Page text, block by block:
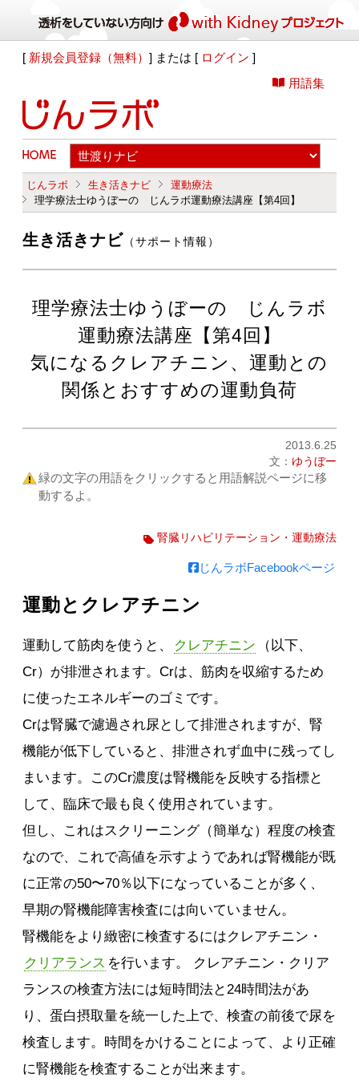
[ 新規会員登録（無料）] または [ ログイン ]
用語集
じんラボ 生き活きナビ
運動療法
理学療法士ゆうぼーの じんラボ運動療法講座【第4回】
生き活きナビ （サポート情報）
理学療法士ゆうぼーの じんラボ
運動療法講座【第4回】
気になるクレアチニン、運動との
関係とおすすめの運動負荷
2013.6.25
文： ゆうぼー
緑の文字の用語をクリックすると用語解説ページに移
動するよ。
腎臓リハビリテーション・運動療法
じんラボFacebookページ
運動とクレアチニン
運動して筋肉を使うと、 クレアチニン
（以下、
Cr）が排泄されます。Crは、筋肉を収縮するため
に使ったエネルギーのゴミです。
Crは腎臓で濾過され尿として排泄されますが、腎
機能が低下していると、排泄されず血中に残ってし
まいます。このCr濃度は腎機能を反映する指標と
して、臨床で最も良く使用されています。
但し、これはスクリーニング（簡単な）程度の検査
なので、これで高値を示すようであれば腎機能が既
に正常の50〜70％以下になっていることが多く、
早期の腎機能障害検査には向いていません。
腎機能をより緻密に検査するにはクレアチニン・
クリアランス を行います。 クレアチニン・クリア
ランスの検査方法には短時間法と24時間法があ
り、蛋白摂取量を統一した上で、検査の前後で尿を
検査します。時間をかけることによって、より正確
に腎機能を検査することが出来ます。